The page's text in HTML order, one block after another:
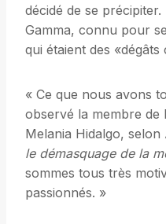
décidé de se
Gamma, connu pour
qui étaient des «dégâts
« Ce que nous avons
observé la membre de
Melania Hidalgo,
le démasquage de la
sommes tous très
passionnés. »